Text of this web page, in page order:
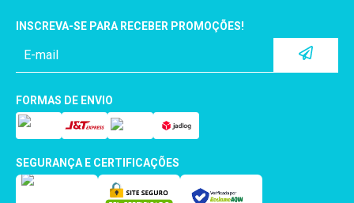
INSCREVA-SE PARA RECEBER PROMOÇÕES!
FORMAS DE ENVIO
SEGURANÇA E CERTIFICAÇÕES